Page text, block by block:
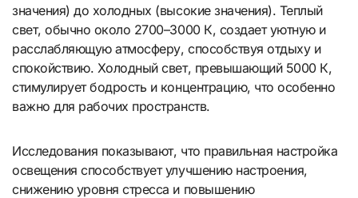
значения) до холодных (высокие значения). Теплый
свет, обычно около 2700–3000 К, создает уютную и
расслабляющую атмосферу, способствуя отдыху и
спокойствию. Холодный свет, превышающий 5000 К,
стимулирует бодрость и концентрацию, что особенно
важно для рабочих пространств.
Исследования показывают, что правильная настройка
освещения способствует улучшению настроения,
снижению уровня стресса и повышению